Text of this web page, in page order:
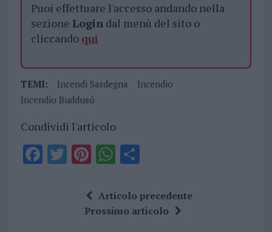
Puoi effettuare l'accesso andando nella
sezione Logindal menù del sito o
cliccando qui
TEMI: Incendi Sardegna
Incendio
Incendio Buddusó
Condividi l'articolo
F T Pi
te
re
W
at
s
S
a
re
Articolo precedente
Prossimo articolo